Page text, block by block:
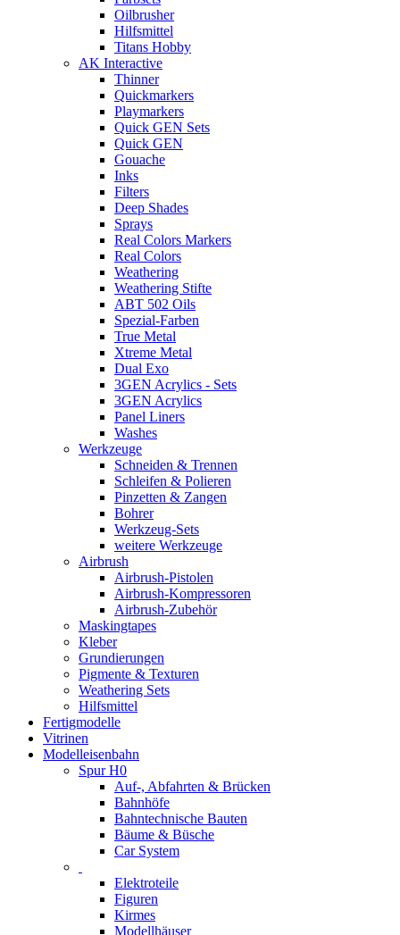
Oilbrusher
Hilfsmittel
Titans Hobby
AK Interactive
Thinner
Quickmarkers
Playmarkers
Quick GEN Sets
Quick GEN
Gouache
Inks
Filters
Deep Shades
Sprays
Real Colors Markers
Real Colors
Weathering
Weathering Stifte
ABT 502 Oils
Spezial-Farben
True Metal
Xtreme Metal
Dual Exo
3GEN Acrylics - Sets
3GEN Acrylics
Panel Liners
Washes
Werkzeuge
Schneiden & Trennen
Schleifen & Polieren
Pinzetten & Zangen
Bohrer
Werkzeug-Sets
weitere Werkzeuge
Airbrush
Airbrush-Pistolen
Airbrush-Kompressoren
Airbrush-Zubehör
Maskingtapes
Kleber
Grundierungen
Pigmente & Texturen
Weathering Sets
Hilfsmittel
Fertigmodelle
Vitrinen
Modelleisenbahn
Spur H0
Auf-, Abfahrten & Brücken
Bahnhöfe
Bahntechnische Bauten
Bäume & Büsche
Car System
Elektroteile
Figuren
Kirmes
Modellhäuser